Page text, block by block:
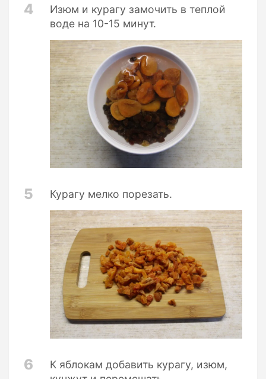
4
Изюм и курагу замочить в теплой
воде на 10-15 минут.
5 Курагу мелко порезать.
6
К яблокам добавить курагу, изюм,